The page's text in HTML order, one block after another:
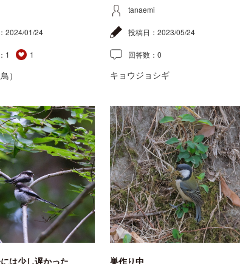
2024/01/24
1 1
）
tanaemi
投稿日： 2023/05/24
回答数： 0
キョウジョシギ
は少し遅かった 巣作り中